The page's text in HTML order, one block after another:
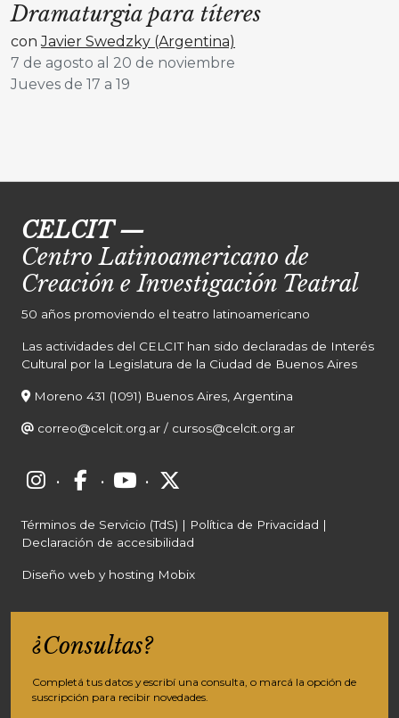
Dramaturgia para títeres
conJavier Swedzky (Argentina)
7 de agosto al 20 de noviembre
Jueves de 17 a 19
CELCIT—
Centro Latinoamericano de
Creación e Investigación Teatral
50 años promoviendo el teatro latinoamericano
Las actividades del CELCIT han sido declaradas de Interés
Cultural por la Legislatura de la Ciudad de Buenos Aires
Moreno 431 (1091) Buenos Aires, Argentina
correo@celcit.org.ar / cursos@celcit.org.ar
· · ·
Términos de Servicio (TdS) | Política de Privacidad |
Declaración de accesibilidad
Diseño web y hosting Mobix
¿Consultas?
Completá tus datos y escribí una consulta, o marcá la opción de
suscripción para recibir novedades.